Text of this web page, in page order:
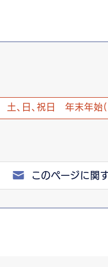
土、日、祝日 年末年
このページに関